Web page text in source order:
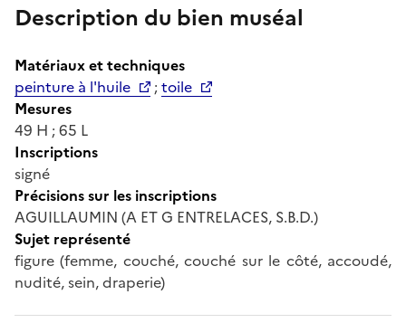
Description du bien muséal
Matériaux et techniques
peinture à l'huile
;toile
Mesures
49 H ; 65 L
Inscriptions
signé
Précisions sur les inscriptions
AGUILLAUMIN (A ET G ENTRELACES, S.B.D.)
Sujet représenté
figure (femme, couché, couché sur le côté, accoudé,
nudité, sein, draperie)